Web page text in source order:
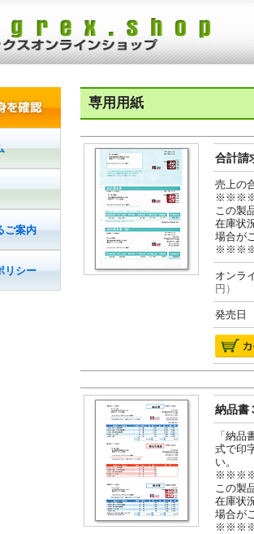
ご案内
リシー
専用用紙
合計請
売上の
この製
在庫状
場合が
オン
円）
発売日
納品書
「納
式で印
い。
この製
在庫状
場合が